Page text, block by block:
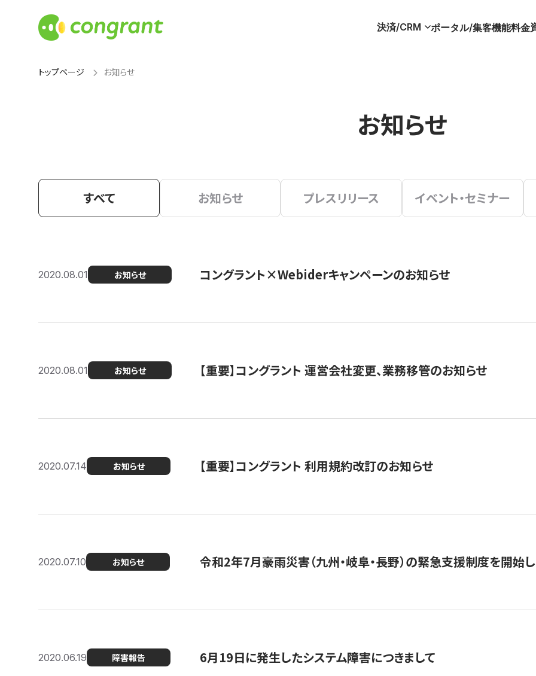
決済/CRM ポータル/集客機能料金
トップページ お知らせ
お知らせ
すべて お知らせ プレスリリース イベント・セミナー
2020.08.01 お知らせ コングラント×Webiderキャンペーンのお知らせ
2020.08.01 お知らせ 【重要】コングラント 運営会社変更、業務移管のお知らせ
2020.07.14 お知らせ 【重要】コングラント 利用規約改訂のお知らせ
2020.07.10 お知らせ 令和2年7月豪雨災害（九州・岐阜・長野）の緊急支援制度を開始
2020.06.19 障害報告 6月19日に発生したシステム障害につきまして